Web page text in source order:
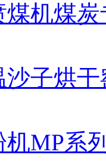
机煤
子烘
MP系